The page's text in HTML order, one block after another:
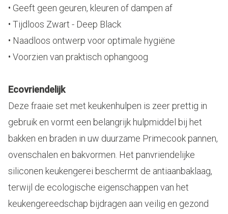
• Geeft geen geuren, kleuren of dampen af
• Tijdloos Zwart - Deep Black
• Naadloos ontwerp voor optimale hygiëne
• Voorzien van praktisch ophangoog
Ecovriendelijk
Deze fraaie set met keukenhulpen is zeer prettig in
gebruik en vormt een belangrijk hulpmiddel bij het
bakken en braden in uw duurzame Primecook pannen,
ovenschalen en bakvormen. Het panvriendelijke
siliconen keukengerei beschermt de antiaanbaklaag,
terwijl de ecologische eigenschappen van het
keukengereedschap bijdragen aan veilig en gezond